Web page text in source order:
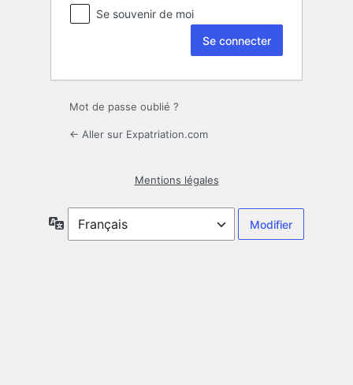
Se souvenir de moi
Mot de passe oublié ?
← Aller sur Expatriation.com
Mentions légales
Langue